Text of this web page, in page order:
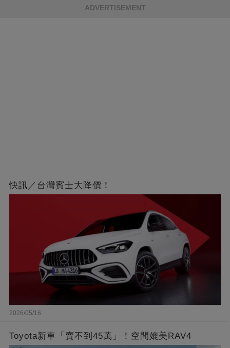
ADVERTISEMENT
快訊／台灣賓士大降價！
2026/05/16
Toyota新車「賣不到45萬」！空間媲美RAV4